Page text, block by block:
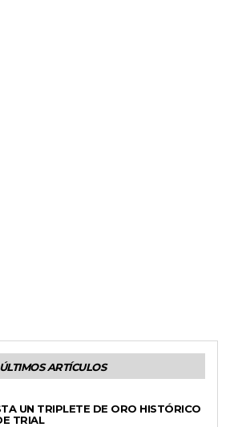
ÚLTIMOS ARTÍCULOS
UN TRIPLETE DE ORO HISTÓRICO
TRIAL